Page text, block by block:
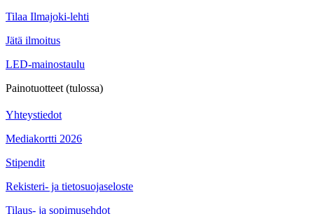
Tilaa Ilmajoki-lehti
Jätä ilmoitus
LED-mainostaulu
Painotuotteet (tulossa)
Yhteystiedot
Mediakortti 2026
Stipendit
Rekisteri- ja tietosuojaseloste
Tilaus- ja sopimusehdot